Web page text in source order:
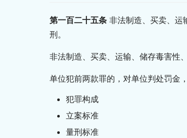
第一百二十五条 非法制造、买卖、运
刑。
非法制造、买卖、运输、储存毒害性
单位犯前两款罪的，对单位判处罚金
犯罪构成
立案标准
量刑标准